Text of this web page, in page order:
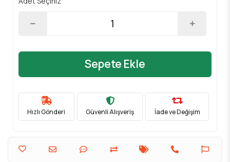
Sepete Ekle
Hızlı Gönderi Güvenli Alışveriş İade ve Değişim